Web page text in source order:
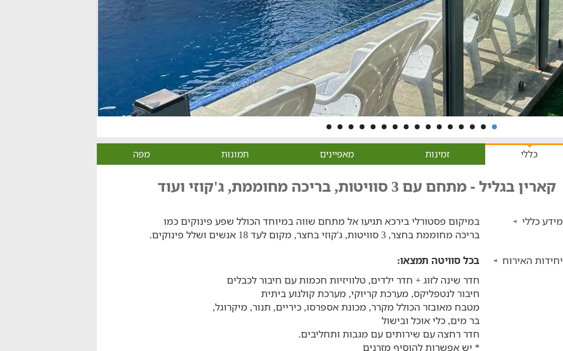
כללי זמינות מאפיינים תמונות מפה
קארין בגליל - מתחם עם 3 סוויטות, בריכה מחוממת, ג'קוזי ועוד
מידע כללי
במיקום פסטורלי בירכא תגיעו אל מתחם שווה במיוחד הכולל שפע פינוקים כמו
בריכה מחוממת בחצר, 3 סוויטות, ג'קוזי בחצר, מקום לעד 18 אנשים ושלל פינוקים.
יחידות האירוח
בכל סוויטה תמצאו:
חדר שינה לזוג + חדר ילדים, טלוויזיות חכמות עם חיבור לכבלים
חיבור לנטפליקס, מערכת קריוקי, מערכת קולנוע ביתית
מטבח מאובזר הכולל מקרר, מכונת אספרסו, כיריים, תנור, מיקרוגל,
בר מים, כלי אוכל ובישול
חדר רחצה עם שירותים עם מגבות ותחליבים.
* יש אפשרות להוסיף מזרנים